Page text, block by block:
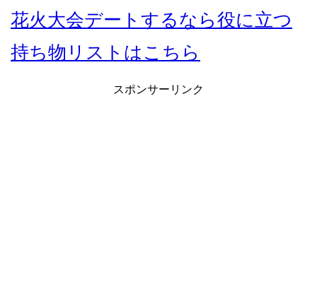
花火大会デートするなら役に立つ
持ち物リストはこちら
スポンサーリンク